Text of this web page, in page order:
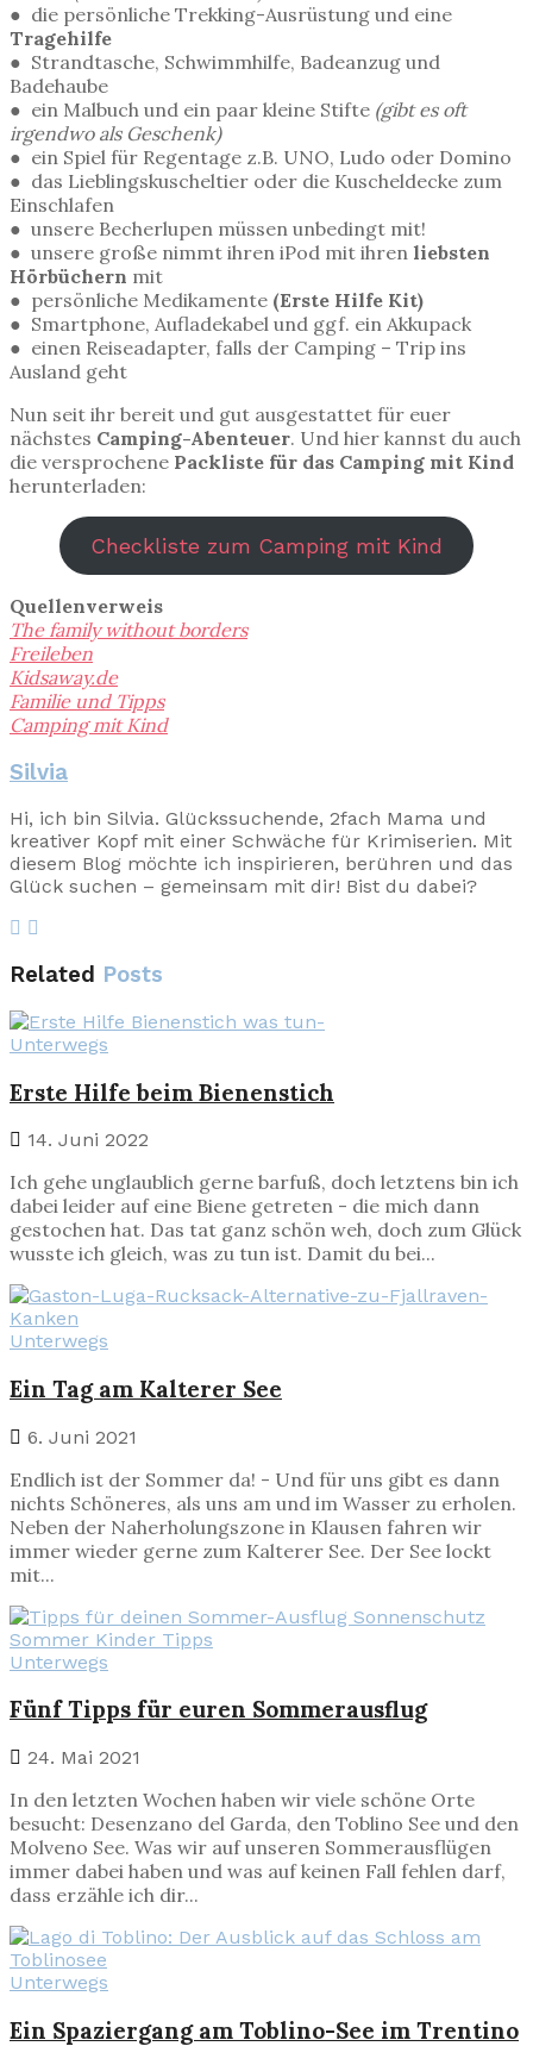
● die persönliche Trekking-Ausrüstung und eine
Tragehilfe
● Strandtasche, Schwimmhilfe, Badeanzug und
Badehaube
● ein Malbuch und ein paar kleine Stifte (gibt es oft
irgendwo als Geschenk)
● ein Spiel für Regentage z.B. UNO, Ludo oder Domino
● das Lieblingskuscheltier oder die Kuscheldecke zum
Einschlafen
● unsere Becherlupen müssen unbedingt mit!
● unsere große nimmt ihren iPod mit ihren liebsten
Hörbüchern mit
● persönliche Medikamente (Erste Hilfe Kit)
● Smartphone, Aufladekabel und ggf. ein Akkupack
● einen Reiseadapter, falls der Camping – Trip ins
Ausland geht
Nun seit ihr bereit und gut ausgestattet für euer
nächstes Camping-Abenteuer. Und hier kannst du auch
die versprochene Packliste für das Camping mit Kind
herunterladen:
Checkliste zum Camping mit Kind
Quellenverweis
The family without borders
Freileben
Kidsaway.de
Familie und Tipps
Camping mit Kind
Silvia
Hi, ich bin Silvia. Glückssuchende, 2fach Mama und
kreativer Kopf mit einer Schwäche für Krimiserien. Mit
diesem Blog möchte ich inspirieren, berühren und das
Glück suchen – gemeinsam mit dir! Bist du dabei?
Related Posts
Unterwegs
Erste Hilfe beim Bienenstich
14. Juni 2022
Ich gehe unglaublich gerne barfuß, doch letztens bin ich
dabei leider auf eine Biene getreten - die mich dann
gestochen hat. Das tat ganz schön weh, doch zum Glück
wusste ich gleich, was zu tun ist. Damit du bei...
Unterwegs
Ein Tag am Kalterer See
6. Juni 2021
Endlich ist der Sommer da! - Und für uns gibt es dann
nichts Schöneres, als uns am und im Wasser zu erholen.
Neben der Naherholungszone in Klausen fahren wir
immer wieder gerne zum Kalterer See. Der See lockt
mit...
Unterwegs
Fünf Tipps für euren Sommerausflug
24. Mai 2021
In den letzten Wochen haben wir viele schöne Orte
besucht: Desenzano del Garda, den Toblino See und den
Molveno See. Was wir auf unseren Sommerausflügen
immer dabei haben und was auf keinen Fall fehlen darf,
dass erzähle ich dir...
Unterwegs
Ein Spaziergang am Toblino-See im Trentino